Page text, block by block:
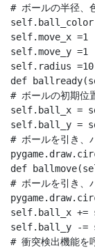
# ボールの半径、
self.ball_color
self.move_x =1
self.move_y =1
self.radius =10
def
# ボールの初期位
self.ball_x =
self.ball_y =
# ボールを引き、
def
# ボールを引き、
self.ball_x +=
self.ball_y -=
# 衝突検出機能を